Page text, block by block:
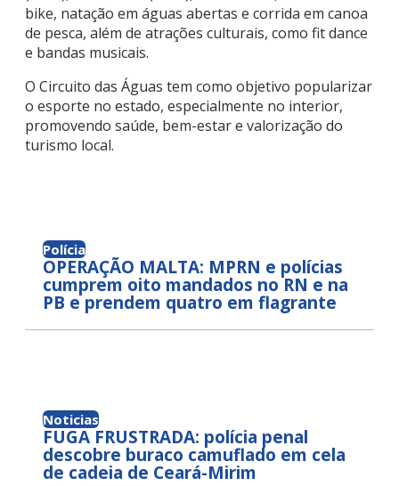
bike, natação em águas abertas e corrida em canoa
de pesca, além de atrações culturais, como fit dance
e bandas musicais.
O Circuito das Águas tem como objetivo popularizar
o esporte no estado, especialmente no interior,
promovendo saúde, bem-estar e valorização do
turismo local.
Polícia
OPERAÇÃO MALTA: MPRN e polícias
cumprem oito mandados no RN e na
PB e prendem quatro em flagrante
Noticias
FUGA FRUSTRADA: polícia penal
descobre buraco camuflado em cela
de cadeia de Ceará-Mirim